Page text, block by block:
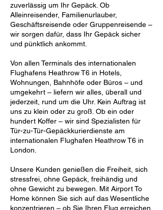
zuverlässig um Ihr Gepäck. Ob
Alleinreisender, Familienurlauber,
Geschäftsreisende oder Gruppenreisende –
wir sorgen dafür, dass Ihr Gepäck sicher
und pünktlich ankommt.
Von allen Terminals des internationalen
Flughafens Heathrow T6 in Hotels,
Wohnungen, Bahnhöfe oder Büros – und
umgekehrt – liefern wir alles, überall und
jederzeit, rund um die Uhr. Kein Auftrag ist
uns zu klein oder zu groß. Ob ein oder
hundert Koffer – wir sind Spezialisten für
Tür-zu-Tür-Gepäckkurierdienste am
internationalen Flughafen Heathrow T6 in
London.
Unsere Kunden genießen die Freiheit, sich
stressfrei, ohne Gepäck, freihändig und
ohne Gewicht zu bewegen. Mit Airport To
Home können Sie sich auf das Wesentliche
konzentrieren – ob Sie Ihren Flug erreichen,